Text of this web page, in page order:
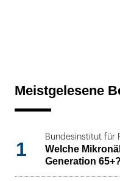
Meistgelesene
1
Bundesinstitut für
Welche
Generation 65+?